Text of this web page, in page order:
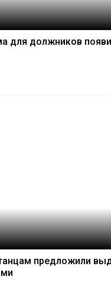
для должников
предложили